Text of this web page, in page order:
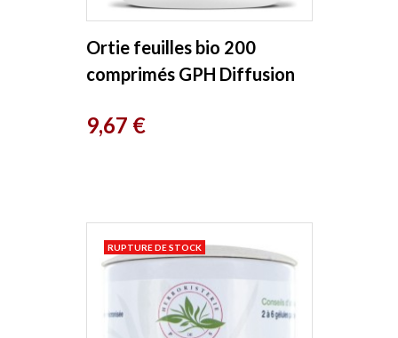
Ortie feuilles bio 200
comprimés GPH Diffusion
Prix
9,67 €
RUPTURE DE STOCK